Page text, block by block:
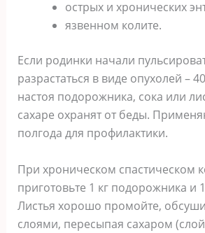
острых и хронических
язвенном колите.
Если родинки начали
разрастаться в виде опухолей –
настоя подорожника, сока или
сахаре охранят от беды.
полгода для профилактики.
При хроническом спастическом
приготовьте 1 кг подорожника и
Листья хорошо промойте,
слоями, пересыпая сахаром